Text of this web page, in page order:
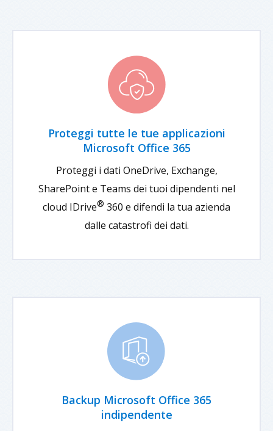
Proteggi tutte le tue applicazioni
Microsoft Office 365
Proteggi i dati OneDrive, Exchange,
SharePoint e Teams dei tuoi dipendenti nel
cloud IDrive® 360 e difendi la tua azienda
dalle catastrofi dei dati.
Backup Microsoft Office 365
indipendente